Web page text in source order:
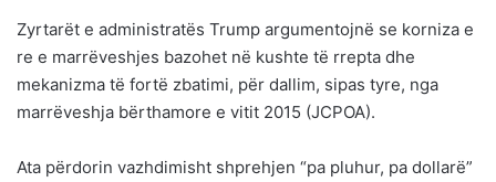
Zyrtarët e administratës Trump argumentojnë se korniza e
re e marrëveshjes bazohet në kushte të rrepta dhe
mekanizma të fortë zbatimi, për dallim, sipas tyre, nga
marrëveshja bërthamore e vitit 2015 (JCPOA).
Ata përdorin vazhdimisht shprehjen “pa pluhur, pa dollarë”